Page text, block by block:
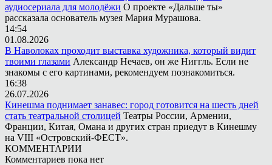
аудиосериала для молодёжи О проекте «Дальше ты»
рассказала основатель музея Мария Мурашова.
14:54
01.08.2026
В Наволоках проходит выставка художника, который видит
твоими глазами Александр Нечаев, он же Ниггль. Если не
знакомы с его картинами, рекомендуем познакомиться.
16:38
26.07.2026
Кинешма поднимает занавес: город готовится на шесть дней
стать театральной столицей Театры России, Армении,
Франции, Китая, Омана и других стран приедут в Кинешму
на VIII «Островский-ФЕСТ».
КОММЕНТАРИИ
Комментариев пока нет